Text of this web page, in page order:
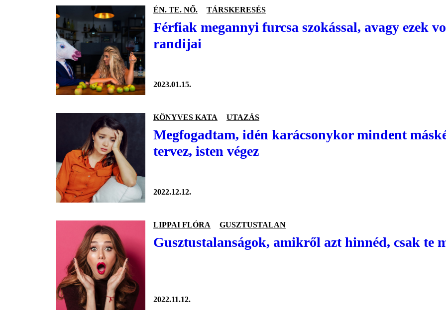
ÉN. TE. NŐ. TÁRSKERESÉS
Férfiak megannyi furcsa szokással, avagy ezek
randijai
2023.01.15.
KÖNYVES KATA UTAZÁS
Megfogadtam, idén karácsonykor mindent
tervez, isten végez
2022.12.12.
LIPPAI FLÓRA GUSZTUSTALAN
Gusztustalanságok, amikről azt hinnéd, csak te
2022.11.12.